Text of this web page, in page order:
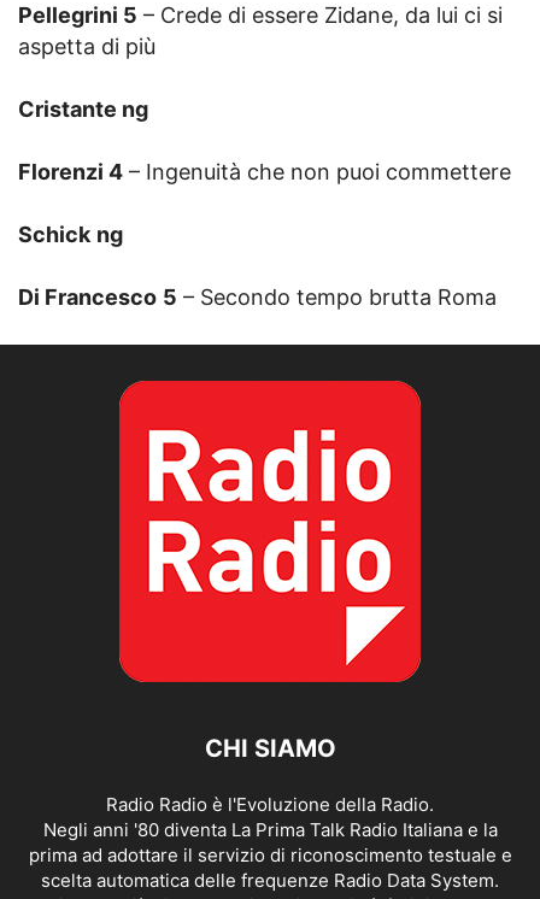
Pellegrini 5 – Crede di essere Zidane, da lui ci si
aspetta di più
Cristante ng
Florenzi 4 – Ingenuità che non puoi commettere
Schick ng
Di Francesco 5 – Secondo tempo brutta Roma
CHI SIAMO
Radio Radio è l'Evoluzione della Radio.
Negli anni '80 diventa La Prima Talk Radio Italiana e la
prima ad adottare il servizio di riconoscimento testuale e
scelta automatica delle frequenze Radio Data System.